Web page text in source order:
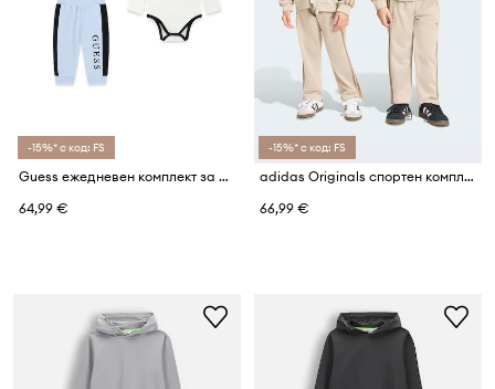
-15%* с код: FS
Guess ежедневен комплект за деца от памук
64,99 €
-15%* с код: FS
adidas Originals спортен комплект анцуг за деца
66,99 €